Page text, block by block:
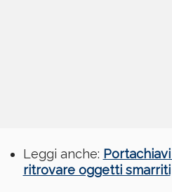
Leggi anche:
ritrovare oggetti smarriti